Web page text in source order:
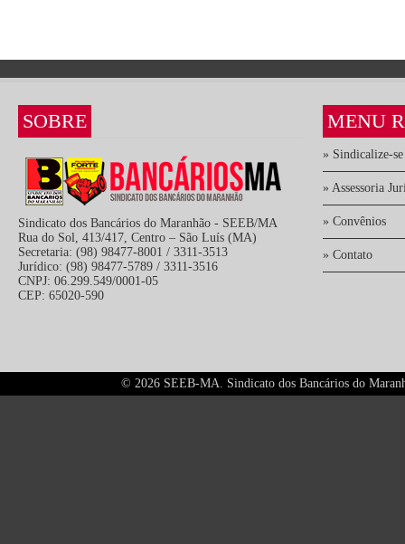
SOBRE
Sindicato dos Bancários do Maranhão - SEEB/MA
Rua do Sol, 413/417, Centro – São Luís (MA)
Secretaria: (98) 98477-8001 / 3311-3513
Jurídico: (98) 98477-5789 / 3311-3516
CNPJ: 06.299.549/0001-05
CEP: 65020-590
MENU
» Sindicalize-se
» Assessoria
» Convênios
» Contato
© 2026 SEEB-MA. Sindicato dos Bancários do